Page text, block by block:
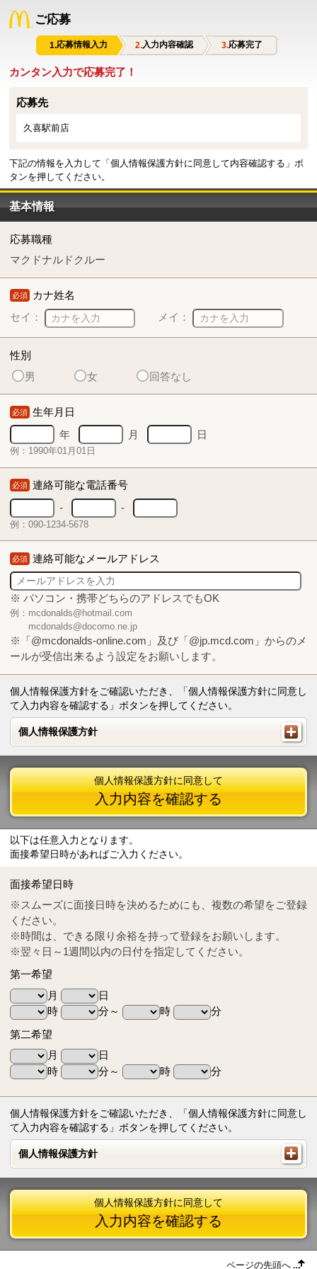
ご応募
応募情報入力 入力内容確認 応募完了
カンタン入力で応募完了！
応募先
久喜駅前店
下記の情報を入力して「個人情報保護方針に同意して内容確認する」ボ
タンを押してください。
基本情報
応募職種
マクドナルドクルー
必須 カナ姓名
セイ：
メイ：
性別
男
女 回答なし
必須 生年月日
年
月 日
例：1990年01月01日
必須 連絡可能な電話番号
-
-
例：090-1234-5678
必須 連絡可能なメールアドレス
※ パソコン・携帯どちらのアドレスでもOK
例：mcdonalds@hotmail.com
mcdonalds@docomo.ne.jp
※「@mcdonalds-online.com」及び「@jp.mcd.com」からのメ
ールが受信出来るよう設定をお願いします。
個人情報保護方針をご確認いただき、「個人情報保護方針に同意し
て入力内容を確認する」ボタンを押してください。
個人情報保護方針
個人情報保護方針
Tel
0570-55-0314
個人情報保護方針に同意して
入力内容を確認する
以下は任意入力となります。
面接希望日時があればご入力ください。
面接希望日時
※スムーズに面接日時を決めるためにも、複数の希望をご登録
ください。
※時間は、できる限り余裕を持って登録をお願いします。
※翌々日～1週間以内の日付を指定してください。
第一希望
月
日
時
分～ 時
分
第二希望
月
日
時
分～ 時 分
個人情報保護方針をご確認いただき、「個人情報保護方針に同意し
て入力内容を確認する」ボタンを押してください。
個人情報保護方針
個人情報保護方針
個人情報保護方針に同意して
入力内容を確認する
ページの先頭へ